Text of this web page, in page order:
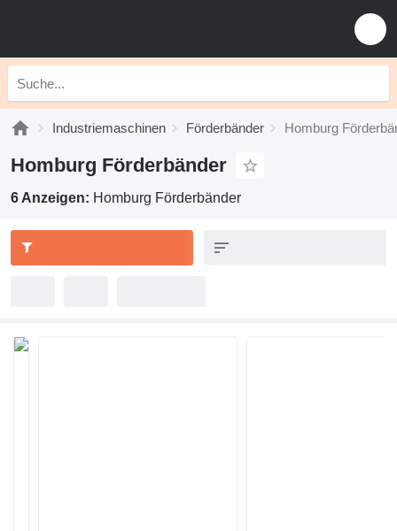
Industriemaschinen Förderbänder Homburg
Homburg Förderbänder
6 Anzeigen: Homburg Förderbänder